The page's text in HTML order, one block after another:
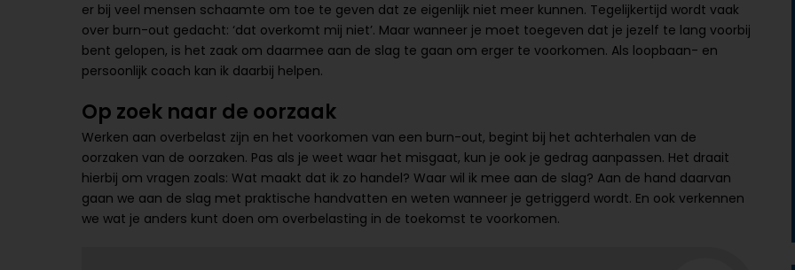
er bij veel mensen schaamte om toe te geven dat ze eigenlijk niet meer kunnen. Tegelijkertijd wordt vaak
over burn-out gedacht: ‘dat overkomt mij niet’. Maar wanneer je moet toegeven dat je jezelf te lang voorbij
bent gelopen, is het zaak om daarmee aan de slag te gaan om erger te voorkomen. Als loopbaan- en
persoonlijk coach kan ik daarbij helpen.
Op zoek naar de oorzaak
Werken aan overbelast zijn en het voorkomen van een burn-out, begint bij het achterhalen van de
oorzaken van de oorzaken. Pas als je weet waar het misgaat, kun je ook je gedrag aanpassen. Het draait
hierbij om vragen zoals: Wat maakt dat ik zo handel? Waar wil ik mee aan de slag? Aan de hand daarvan
gaan we aan de slag met praktische handvatten en weten wanneer je getriggerd wordt. En ook verkennen
we wat je anders kunt doen om overbelasting in de toekomst te voorkomen.